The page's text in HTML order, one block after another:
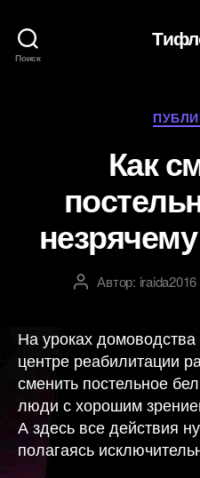
Поиск
Как
АвторАвтор: iraida2016
На уроках
центре реабилитации
сменить постельное
люди с хорошим
А здесь все действия
полагаясь